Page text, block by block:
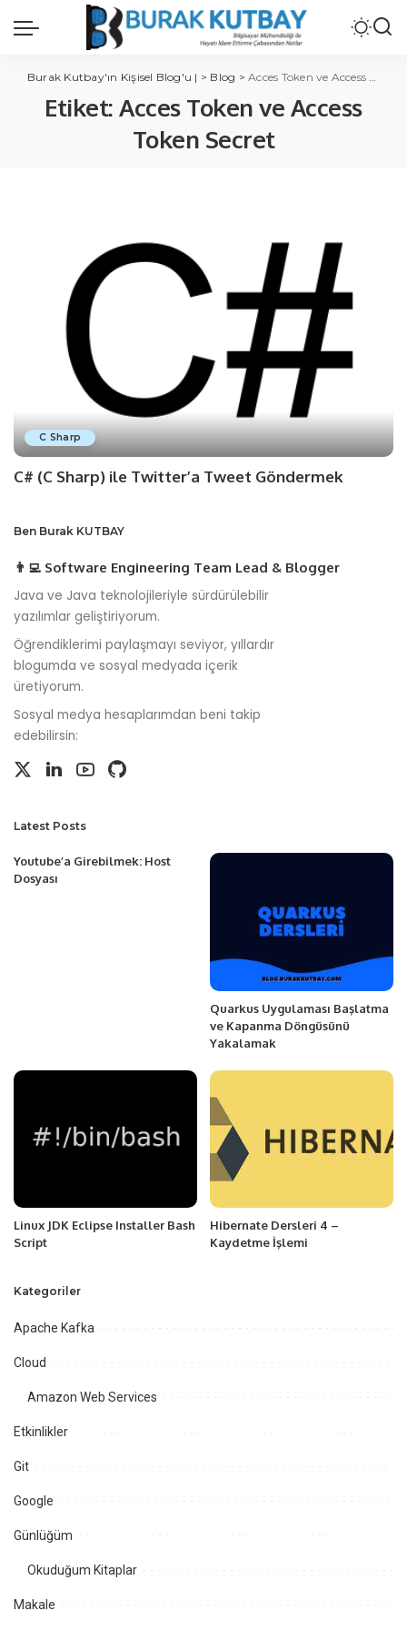
Burak Kutbay'ın Kişisel Blog'u | > Blog >Acces Token ve Access Token Secret
Etiket:Acces Token ve Access
Token Secret
C Sharp
C# (C Sharp) ile Twitter’a Tweet Göndermek
Ben Burak KUTBAY
👨‍💻 Software Engineering Team Lead & Blogger
Java ve Java teknolojileriyle sürdürülebilir
yazılımlar geliştiriyorum.
Öğrendiklerimi paylaşmayı seviyor, yıllardır
blogumda ve sosyal medyada içerik
üretiyorum.
Sosyal medya hesaplarımdan beni takip
edebilirsin:
Latest Posts
Youtube’a Girebilmek: Host
Dosyası
Quarkus Uygulaması Başlatma
ve Kapanma Döngüsünü
Yakalamak
Linux JDK Eclipse Installer Bash
Script
Hibernate Dersleri 4 –
Kaydetme İşlemi
Kategoriler
Apache Kafka
Cloud
Amazon Web Services
Etkinlikler
Git
Google
Günlüğüm
Okuduğum Kitaplar
Makale